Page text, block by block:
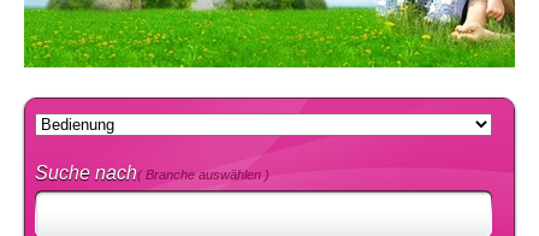
Suche nach( Branche auswählen )